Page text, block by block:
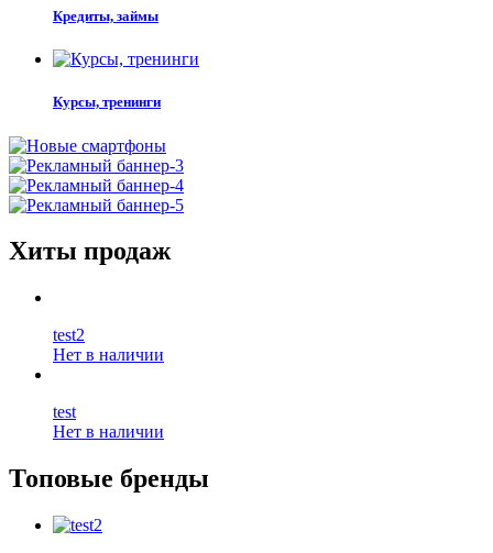
Кредиты, займы
Курсы, тренинги
Хиты продаж
test2
Нет в наличии
test
Нет в наличии
Топовые бренды